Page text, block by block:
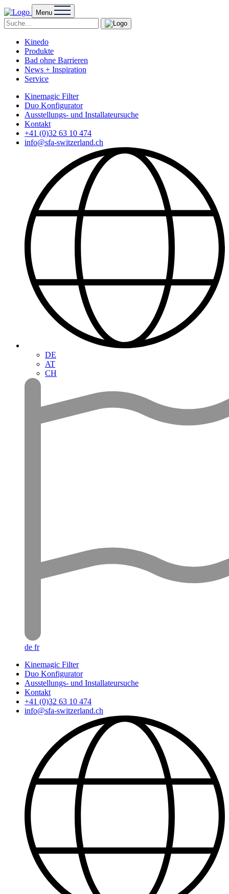
Menu
Kinedo
Produkte
Bad ohne Barrieren
News + Inspiration
Service
Kinemagic Filter
Duo Konfigurator
Ausstellungs- und Installateursuche
Kontakt
+41 (0)32 63 10 474
info@sfa-switzerland.ch
DE
AT
CH
de fr
Kinemagic Filter
Duo Konfigurator
Ausstellungs- und Installateursuche
Kontakt
+41 (0)32 63 10 474
info@sfa-switzerland.ch